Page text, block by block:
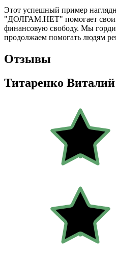
Этот успешный пример
"ДОЛГАМ.НЕТ" помогает
финансовую свободу. Мы
продолжаем помогать людям
Отзывы
Титаренко Виталий